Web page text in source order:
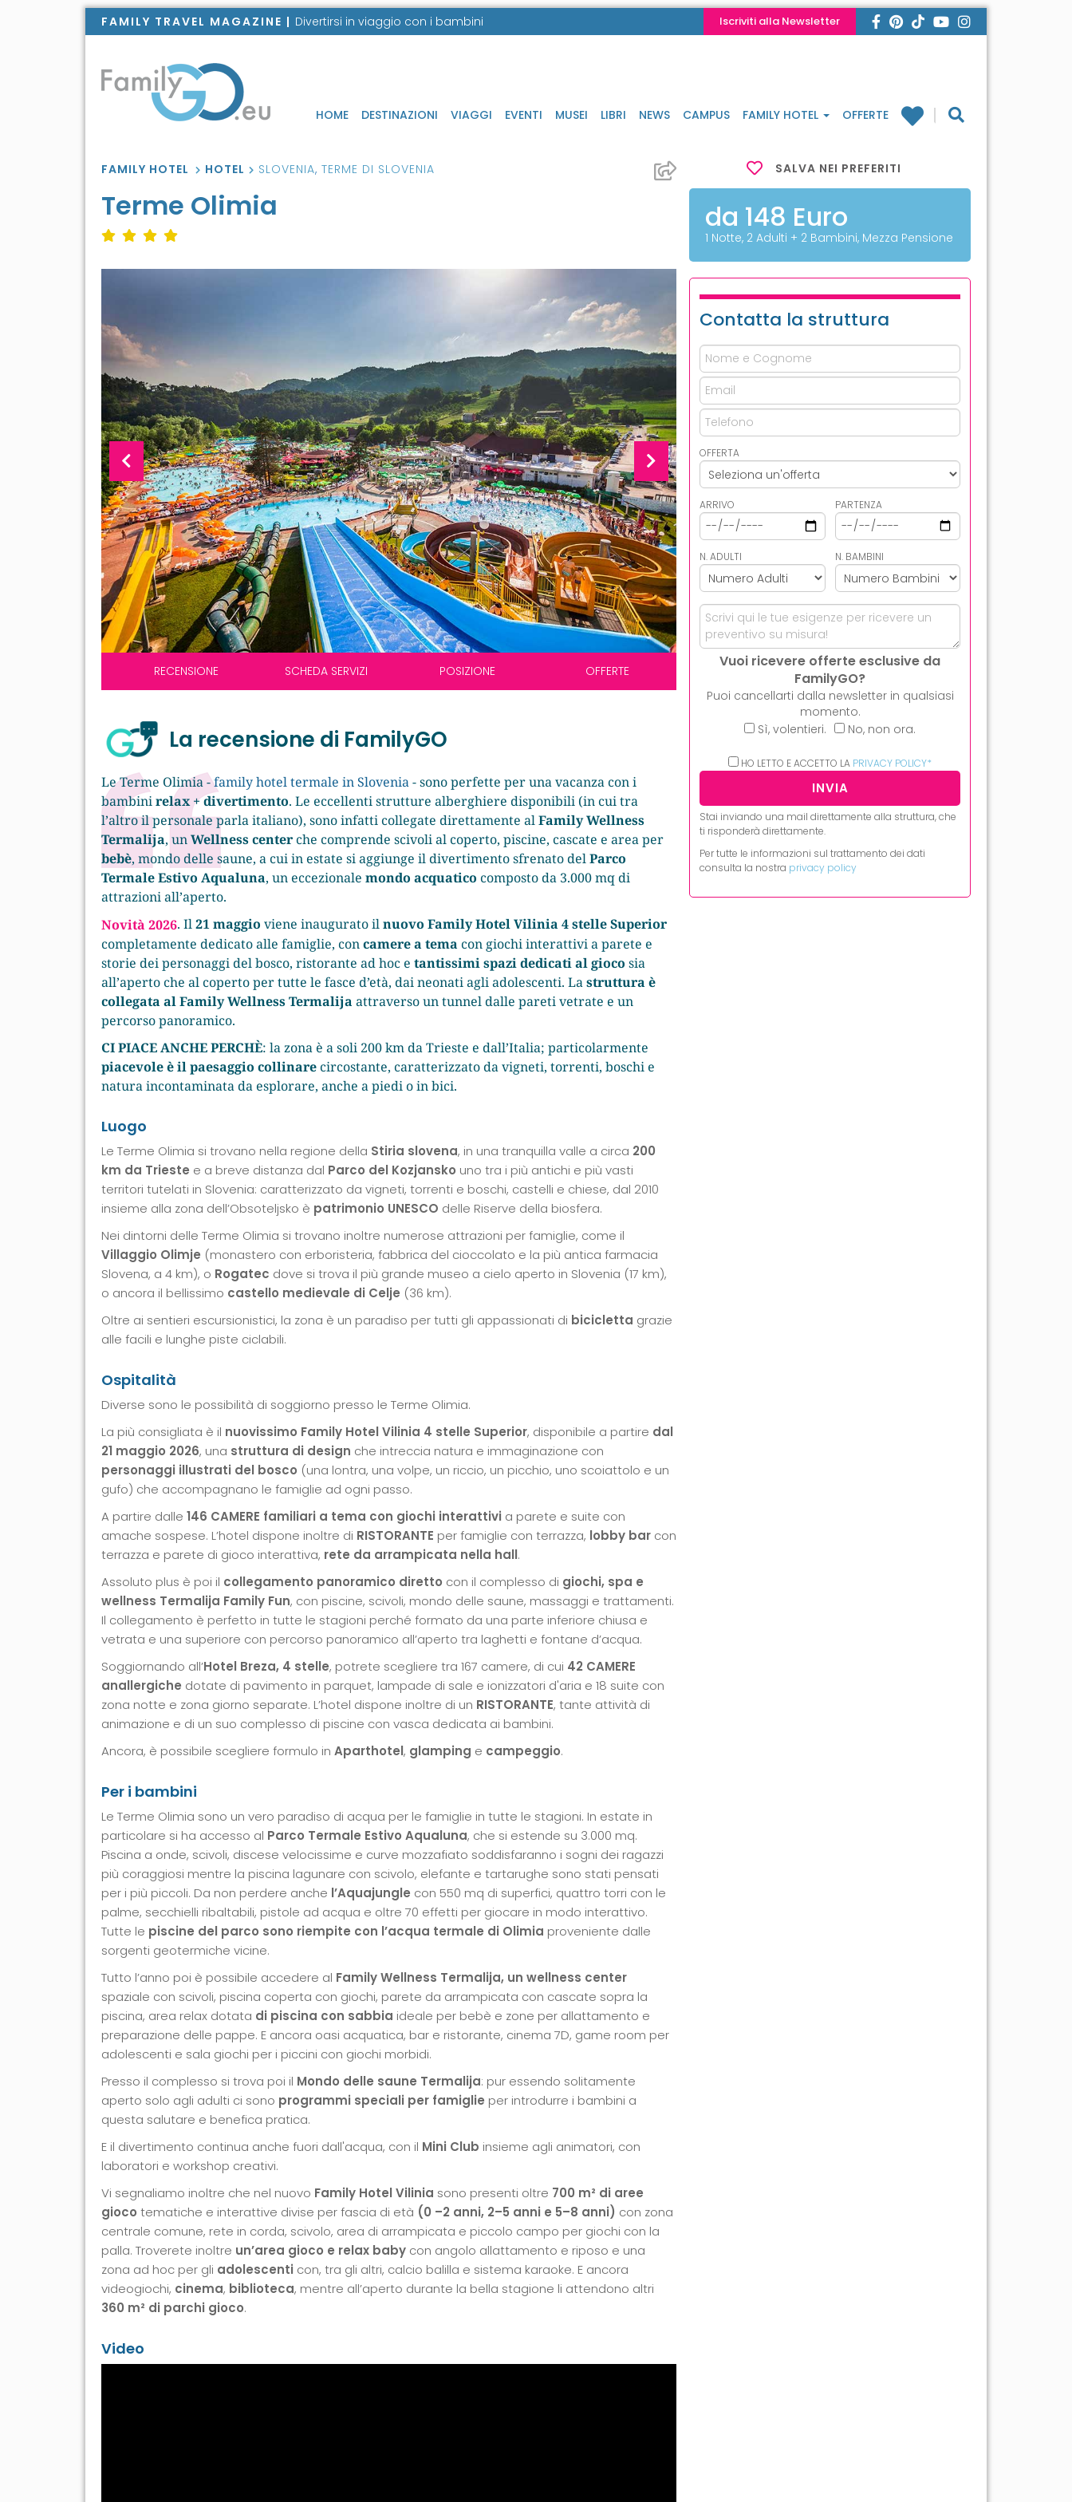
FAMILY TRAVEL MAGAZINE | Divertirsi in viaggio con i bambini Iscriviti alla Newsletter
HOME DESTINAZIONI VIAGGI EVENTI MUSEI LIBRI NEWS CAMPUS FAMILY HOTEL OFFERTE
FAMILY HOTEL HOTEL SLOVENIA, TERME DI SLOVENIA
Terme Olimia
RECENSIONE SCHEDA SERVIZI POSIZIONE OFFERTE
La recensione di FamilyGO
Le Terme Olimia -family hotel termale in Slovenia- sono perfette per una vacanza con i
bambinirelax + divertimento. Le eccellenti strutture alberghiere disponibili (in cui tra
l’altro il personale parla italiano), sono infatti collegate direttamente alFamily Wellness
Termalija, unWellness centerche comprende scivoli al coperto, piscine, cascate e area per
bebè, mondo delle saune, a cui in estate si aggiunge il divertimento sfrenato delParco
Termale Estivo Aqualuna, un eccezionale mondo acquatico composto da 3.000 mq di
attrazioni all’aperto.
Novità 2026. Il21 maggio viene inaugurato ilnuovo Family Hotel Vilinia 4 stelle Superior
completamente dedicato alle famiglie, concamere a tema con giochi interattivi a parete e
storie dei personaggi del bosco, ristorante ad hoc e tantissimi spazi dedicati al gioco sia
all’aperto che al coperto per tutte le fasce d’età, dai neonati agli adolescenti. Lastruttura è
collegata al Family Wellness Termalija attraverso un tunnel dalle pareti vetrate e un
percorso panoramico.
CI PIACE ANCHE PERCHÈ: la zona è a soli 200 km da Trieste e dall’Italia; particolarmente
piacevole è il paesaggio collinarecircostante, caratterizzato da vigneti, torrenti, boschi e
natura incontaminata da esplorare, anche a piedi o in bici.
Luogo
Le Terme Olimia si trovano nella regione della Stiria slovena, in una tranquilla valle a circa 200
km da Trieste e a breve distanza dal Parco del Kozjansko uno tra i più antichi e più vasti
territori tutelati in Slovenia: caratterizzato da vigneti, torrenti e boschi, castelli e chiese, dal 2010
insieme alla zona dell’Obsoteljsko è patrimonio UNESCO delle Riserve della biosfera.
Nei dintorni delle Terme Olimia si trovano inoltre numerose attrazioni per famiglie, come il
Villaggio Olimje (monastero con erboristeria, fabbrica del cioccolato e la più antica farmacia
Slovena, a 4 km), o Rogatec dove si trova il più grande museo a cielo aperto in Slovenia (17 km),
o ancora il bellissimo castello medievale di Celje (36 km).
Oltre ai sentieri escursionistici, la zona è un paradiso per tutti gli appassionati di bicicletta grazie
alle facili e lunghe piste ciclabili.
Ospitalità
Diverse sono le possibilità di soggiorno presso le Terme Olimia.
La più consigliata è il nuovissimo Family Hotel Vilinia 4 stelle Superior, disponibile a partire dal
21 maggio 2026, una struttura di design che intreccia natura e immaginazione con
personaggi illustrati del bosco (una lontra, una volpe, un riccio, un picchio, uno scoiattolo e un
gufo) che accompagnano le famiglie ad ogni passo.
A partire dalle 146 CAMERE familiari a tema con giochi interattivi a parete e suite con
amache sospese. L’hotel dispone inoltre di RISTORANTE per famiglie con terrazza, lobby bar con
terrazza e parete di gioco interattiva, rete da arrampicata nella hall.
Assoluto plus è poi il collegamento panoramico diretto con il complesso di giochi, spa e
wellness Termalija Family Fun, con piscine, scivoli, mondo delle saune, massaggi e trattamenti.
Il collegamento è perfetto in tutte le stagioni perché formato da una parte inferiore chiusa e
vetrata e una superiore con percorso panoramico all’aperto tra laghetti e fontane d’acqua.
Soggiornando all’Hotel Breza, 4 stelle, potrete scegliere tra 167 camere, di cui 42 CAMERE
anallergiche dotate di pavimento in parquet, lampade di sale e ionizzatori d'aria e 18 suite con
zona notte e zona giorno separate. L’hotel dispone inoltre di un RISTORANTE, tante attività di
animazione e di un suo complesso di piscine con vasca dedicata ai bambini.
Ancora, è possibile scegliere formulo in Aparthotel, glamping e campeggio.
Per i bambini
Le Terme Olimia sono un vero paradiso di acqua per le famiglie in tutte le stagioni. In estate in
particolare si ha accesso al Parco Termale Estivo Aqualuna, che si estende su 3.000 mq.
Piscina a onde, scivoli, discese velocissime e curve mozzafiato soddisfaranno i sogni dei ragazzi
più coraggiosi mentre la piscina lagunare con scivolo, elefante e tartarughe sono stati pensati
per i più piccoli. Da non perdere anche l’Aquajungle con 550 mq di superfici, quattro torri con le
palme, secchielli ribaltabili, pistole ad acqua e oltre 70 effetti per giocare in modo interattivo.
Tutte le piscine del parco sono riempite con l’acqua termale di Olimia proveniente dalle
sorgenti geotermiche vicine.
Tutto l’anno poi è possibile accedere al Family Wellness Termalija, un wellness center
spaziale con scivoli, piscina coperta con giochi, parete da arrampicata con cascate sopra la
piscina, area relax dotata di piscina con sabbia ideale per bebè e zone per allattamento e
preparazione delle pappe. E ancora oasi acquatica, bar e ristorante, cinema 7D, game room per
adolescenti e sala giochi per i piccini con giochi morbidi.
Presso il complesso si trova poi il Mondo delle saune Termalija: pur essendo solitamente
aperto solo agli adulti ci sono programmi speciali per famiglie per introdurre i bambini a
questa salutare e benefica pratica.
E il divertimento continua anche fuori dall'acqua, con il Mini Club insieme agli animatori, con
laboratori e workshop creativi.
Vi segnaliamo inoltre che nel nuovo Family Hotel Vilinia sono presenti oltre 700 m² di aree
gioco tematiche e interattive divise per fascia di età (0 –2 anni, 2–5 anni e 5–8 anni) con zona
centrale comune, rete in corda, scivolo, area di arrampicata e piccolo campo per giochi con la
palla. Troverete inoltre un’area gioco e relax baby con angolo allattamento e riposo e una
zona ad hoc per gli adolescenti con, tra gli altri, calcio balilla e sistema karaoke. E ancora
videogiochi, cinema, biblioteca, mentre all’aperto durante la bella stagione li attendono altri
360 m² di parchi gioco.
Video
SALVA NEI PREFERITI
da 148 Euro
1 Notte, 2 Adulti + 2 Bambini, Mezza Pensione
Contatta la struttura
OFFERTA
ARRIVO PARTENZA
N. ADULTI N. BAMBINI
Vuoi ricevere offerte esclusive da
FamilyGO?
Puoi cancellarti dalla newsletter in qualsiasi
momento.
Sì, volentieri.
No, non ora.
HO LETTO E ACCETTO LA PRIVACY POLICY*
Stai inviando una mail direttamente alla struttura, che
ti risponderà direttamente.
Per tutte le informazioni sul trattamento dei dati
consulta la nostra privacy policy